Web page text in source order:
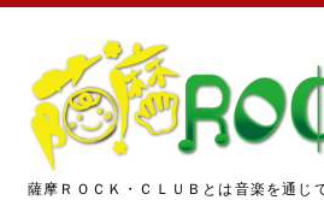
薩摩ＲＯＣＫ・ＣＬＵＢとは音楽を通じ